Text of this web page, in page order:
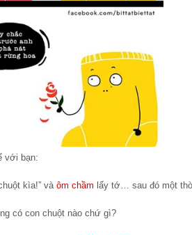
với bạn:
kìa!” và ôm chầm lấy tớ… sau đó một
có con chuột nào chứ gì?